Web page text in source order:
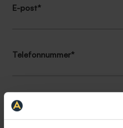
E-post*
Telefonnummer*
Vad gäller ditt ärende?